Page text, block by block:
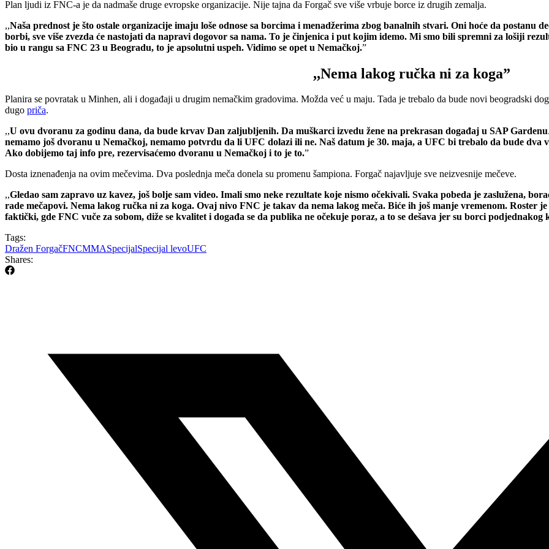
Plan ljudi iz FNC-a je da nadmaše druge evropske organizacije. Nije tajna da Forgač sve više vrbuje borce iz drugih zemalja.
,,Naša prednost je što ostale organizacije imaju loše odnose sa borcima i menadžerima zbog banalnih stvari. Oni hoće da
borbi, sve više zvezda će nastojati da napravi dogovor sa nama. To je činjenica i put kojim idemo. Mi smo bili spremni za lošiji
bio u rangu sa FNC 23 u Beogradu, to je apsolutni uspeh. Vidimo se opet u Nemačkoj.”
,,Nema lakog ručka ni za koga”
Planira se povratak u Minhen, ali i događaji u drugim nemačkim gradovima. Možda već u maju. Tada je trebalo da bude novi beogradski
dugo priča.
,,U ovu dvoranu za godinu dana, da bude krvav Dan zaljubljenih. Da muškarci izvedu žene na prekrasan događaj u SAP Gardenu
nemamo još dvoranu u Nemačkoj, nemamo potvrdu da li UFC dolazi ili ne. Naš datum je 30. maja, a UFC bi trebalo da bude dva
Ako dobijemo taj info pre, rezervisaćemo dvoranu u Nemačkoj i to je to.”
Dosta iznenađenja na ovim mečevima. Dva poslednja meča donela su promenu šampiona. Forgač najavljuje sve neizvesnije mečeve.
,,Gledao sam zapravo uz kavez, još bolje sam video. Imali smo neke rezultate koje nismo očekivali. Svaka pobeda je zaslužena,
rade mečapovi. Nema lakog ručka ni za koga. Ovaj nivo FNC je takav da nema lakog meča. Biće ih još manje vremenom. Roster
faktički, gde FNC vuče za sobom, diže se kvalitet i događa se da publika ne očekuje poraz, a to se dešava jer su borci
Tags:
Dražen ForgačFNCMMASpecijalSpecijal levoUFC
Shares: